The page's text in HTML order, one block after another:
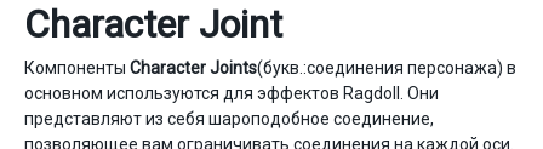
Character Joint
Компоненты Character Joints(букв.:соединения персонажа) в
основном используются для эффектов Ragdoll. Они
представляют из себя шароподобное соединение,
позволяющее вам ограничивать соединения на каждой оси.